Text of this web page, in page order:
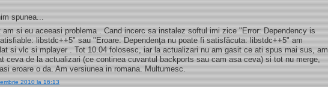
spunea...
am si eu aceeasi problema . Cand incerc sa instalez softul imi zice "Error: Dependency is
libstdc++5" sau "Eroare: Dependenţa nu poate fi satisfăcuta: libstdc++5" am
si vlc si mplayer . Tot 10.04 folosesc, iar la actualizari nu am gasit ce ati spus mai sus, am
ceva de la actualizari (ce continea cuvantul backports sau cam asa ceva) si tot nu merge,
eroare o da. Am versiunea in romana. Multumesc.
2010 la 16:13